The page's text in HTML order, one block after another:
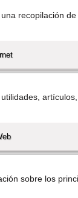
recopilación
sobre los